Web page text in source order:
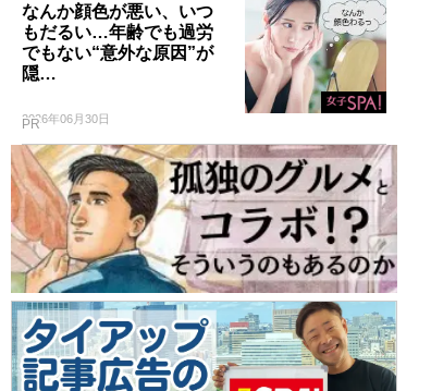
なんか顔色が悪い、いつ
もだるい…年齢でも過労
でもない“意外な原因”が
隠…
2026年06月30日
PR